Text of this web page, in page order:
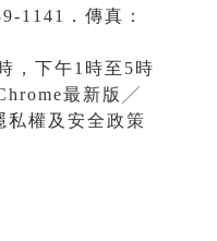
1141．傳真：
，下午1時至5時
最新版╱
私權及安全政策